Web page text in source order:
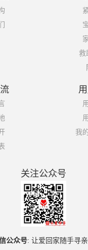
救
我
关注公众号
公众号: 让爱回家随手寻